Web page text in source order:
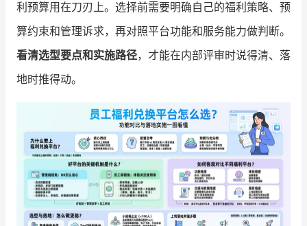
新零售资讯
培训课程
增长俱乐部 有赞商盟
社群交流
合作共进
利预算用在刀刃上。选择前需要明确自己的福利策略、预
算约束和管理诉求，再对照平台功能和服务能力做判断。
看清选型要点和实施路径，才能在内部评审时说得清、落
地时推得动。